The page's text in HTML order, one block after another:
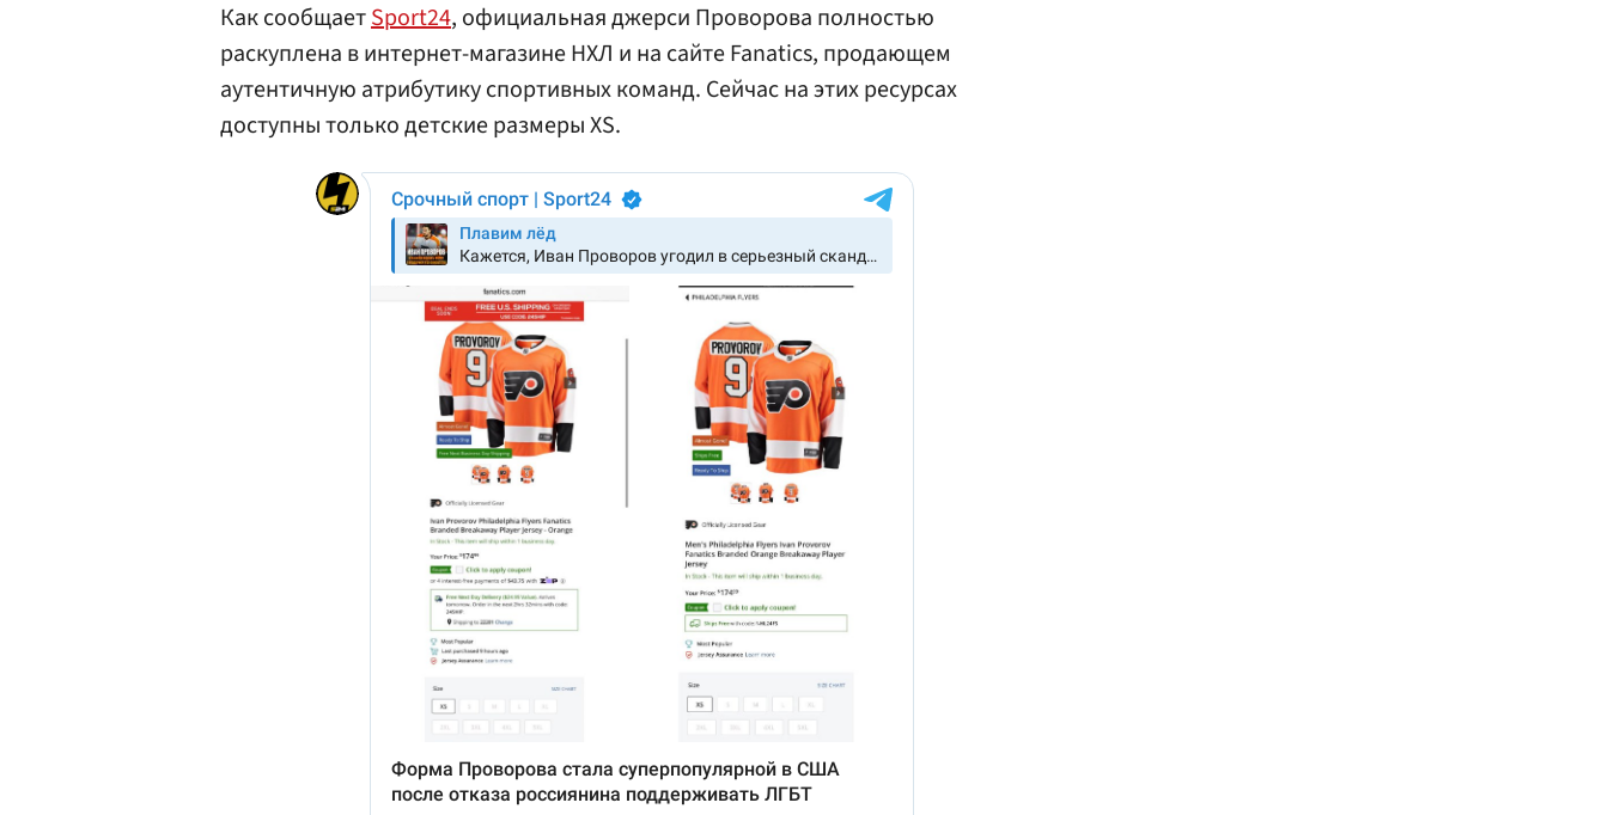
Как сообщаетSport24, официальная джерси Проворова полностью
раскуплена в интернет-магазине НХЛ и на сайте Fanatics, продающем
аутентичную атрибутику спортивных команд. Сейчас на этих ресурсах
доступны только детские размеры XS.